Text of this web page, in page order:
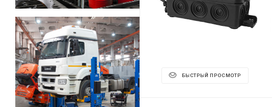
БЫСТРЫЙ ПРОСМОТР